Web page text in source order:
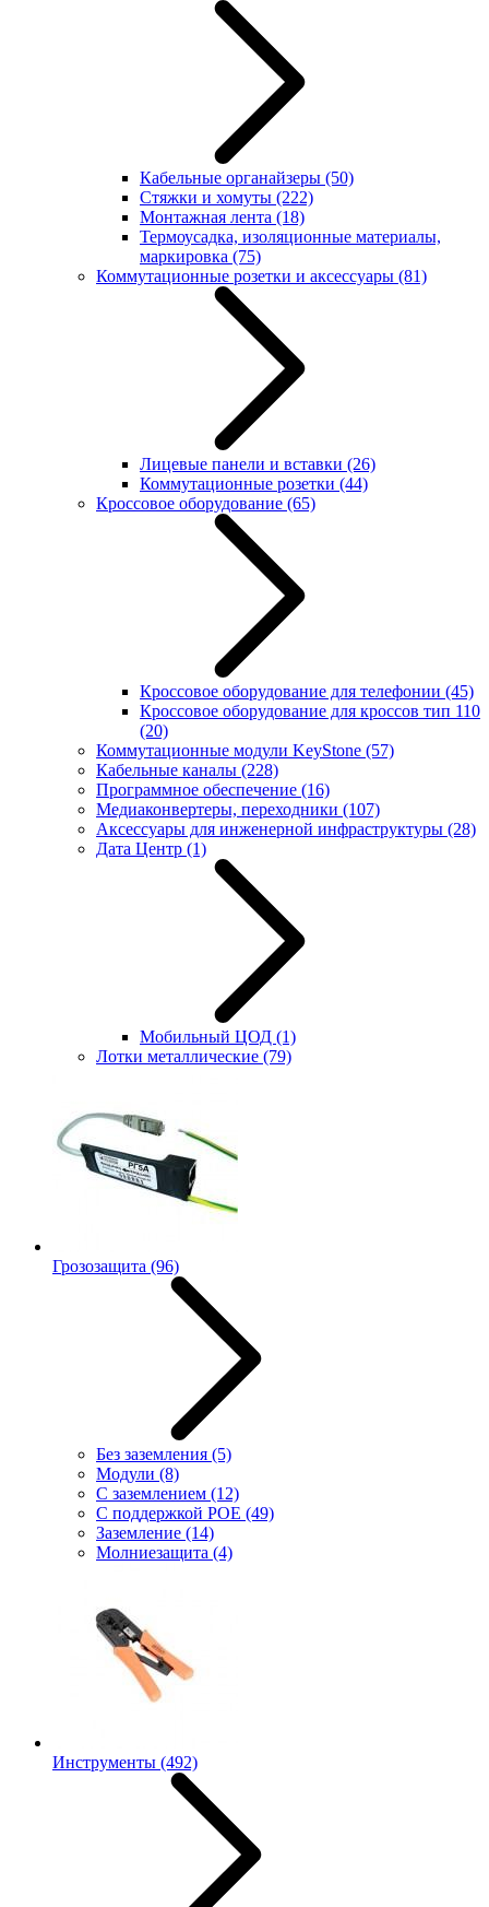
Кабельные органайзеры (50)
Стяжки и хомуты (222)
Монтажная лента (18)
Термоусадка, изоляционные материалы,
маркировка (75)
Коммутационные розетки и аксессуары (81)
Лицевые панели и вставки (26)
Коммутационные розетки (44)
Кроссовое оборудование (65)
Кроссовое оборудование для телефонии (45)
Кроссовое оборудование для кроссов тип 110
(20)
Коммутационные модули KeyStone (57)
Кабельные каналы (228)
Программное обеспечение (16)
Медиаконвертеры, переходники (107)
Аксессуары для инженерной инфраструктуры (28)
Дата Центр (1)
Мобильный ЦОД (1)
Лотки металлические (79)
Грозозащита (96)
Без заземления (5)
Модули (8)
С заземлением (12)
С поддержкой POE (49)
Заземление (14)
Молниезащита (4)
Инструменты (492)